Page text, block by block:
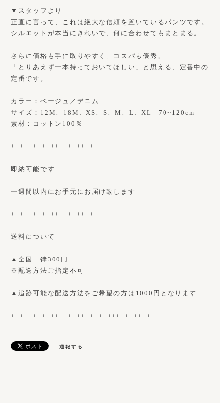
▼スタッフより
正直に言って、これは絶大な信頼を置いているパンツです。
シルエットが本当にきれいで、何に合わせてもまとまる。
さらに価格も手に取りやすく、コスパも優秀。
「とりあえず一本持っておいてほしい」と思える、定番中の
定番です。
カラー：ベージュ／デニム
サイズ：12M、18M、XS、S、M、L、XL 70~120cm
素材：コットン100％
++++++++++++++++++++
即納可能です
一週間以内にお手元にお届け致します
++++++++++++++++++++
送料について
▲全国一律300円
※配送方法ご指定不可
▲追跡可能な配送方法をご希望の方は1000円となります
++++++++++++++++++++++++++++++++
通報する